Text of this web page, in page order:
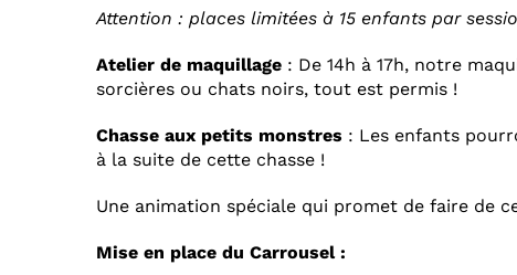
Attention : places limitées à 15 enfants par
Atelier de maquillage : De 14h à 17h, notre
sorcières ou chats noirs, tout est permis !
Chasse aux petits monstres : Les enfants
à la suite de cette chasse !
Une animation spéciale qui promet de faire de
Mise en place du Carrousel :